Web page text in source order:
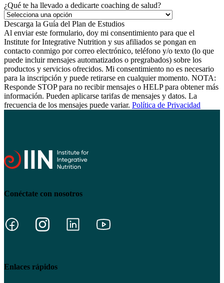
¿Qué te ha llevado a dedicarte coaching de salud?
Al enviar este formulario, doy mi consentimiento para que el
Institute for Integrative Nutrition y sus afiliados se pongan en
contacto conmigo por correo electrónico, teléfono y/o texto (lo que
puede incluir mensajes automatizados o pregrabados) sobre los
productos y servicios ofrecidos. Mi consentimiento no es necesario
para la inscripción y puede retirarse en cualquier momento. NOTA:
Responde STOP para no recibir mensajes o HELP para obtener más
información. Pueden aplicarse tarifas de mensajes y datos. La
frecuencia de los mensajes puede variar. Política de Privacidad
Conéctate con nosotros
Enlaces rápidos